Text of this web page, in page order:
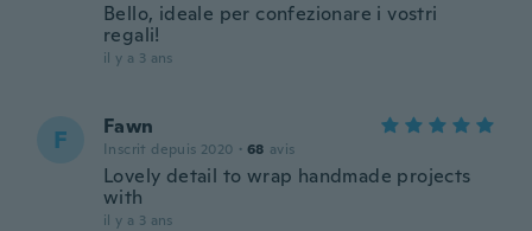
Bello, ideale per confezionare i vostri
regali!
il y a 3 ans
F Fawn
Inscrit depuis 2020 · 68 avis
Lovely detail to wrap handmade projects
with
il y a 3 ans